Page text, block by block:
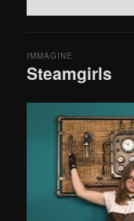
Steamgirls
IMMAGINE